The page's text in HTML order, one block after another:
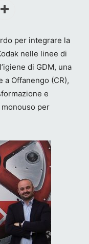
per integrare la
nelle linee di
di GDM, una
a Offanengo (CR),
e
per